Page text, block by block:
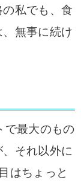
私でも、食
無事に続け
最大のもの
それ以外に
はちょっと